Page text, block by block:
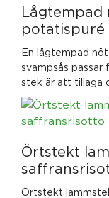
Lågtempad
potatispuré
En lågtempad
svampsås
stek är att tillaga
Örtstekt
Örtstekt